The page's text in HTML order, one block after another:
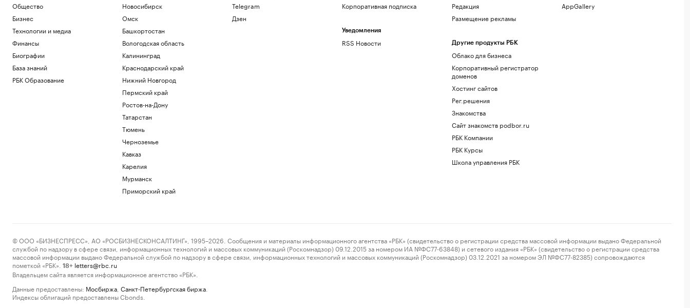
Общество
Бизнес
Технологии и медиа
Финансы
Биографии
База знаний
РБК Образование
Новосибирск
Омск
Башкортостан
Вологодская область
Калининград
Краснодарский край
Нижний Новгород
Пермский край
Ростов-на-Дону
Татарстан
Тюмень
Черноземье
Кавказ
Карелия
Мурманск
Приморский край
Telegram
Дзен
Корпоративная подписка
Уведомления
RSS Новости
Редакция
Размещение рекламы
Другие продукты РБК
Облако для бизнеса
Корпоративный регистратор
доменов
Хостинг сайтов
Рег.решения
Знакомства
Сайт знакомств podbor.ru
РБК Компании
РБК Курсы
Школа управления РБК
AppGallery
© ООО «БИЗНЕСПРЕСС», АО «РОСБИЗНЕСКОНСАЛТИНГ», 1995–2026. Сообщения и материалы информационного агентства «РБК» (свидетельство о регистрации средства массовой информации выдано Федеральной
службой по надзору в сфере связи, информационных технологий и массовых коммуникаций (Роскомнадзор) 09.12.2015 за номером ИА №ФС77-63848) и сетевого издания «РБК» (свидетельство о регистрации средства
массовой информации выдано Федеральной службой по надзору в сфере связи, информационных технологий и массовых коммуникаций (Роскомнадзор) 03.12.2021 за номером ЭЛ №ФС77-82385) сопровождаются
пометкой «РБК».
18+ letters@rbc.ru
Владельцем сайта является информационное агентство «РБК».
Данные предоставлены: Мосбиржа Санкт-Петербургская биржа
Индексы облигаций предоставлены Cbonds.